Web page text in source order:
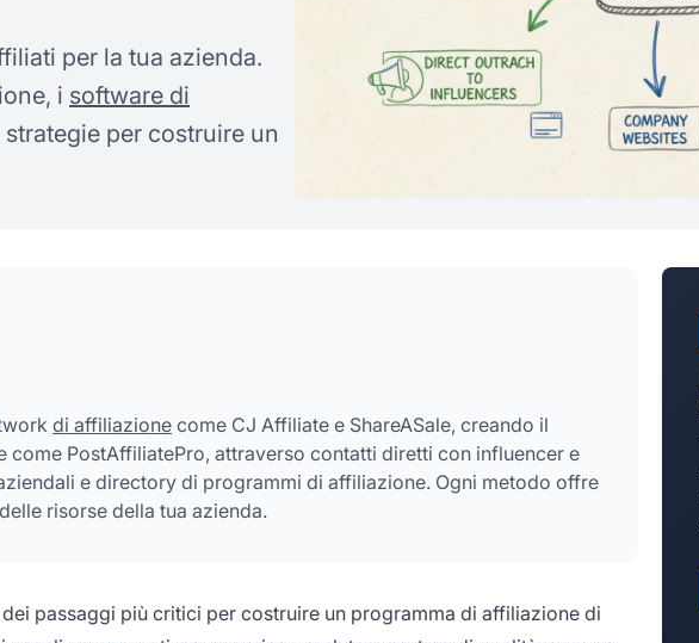
per la tua azienda.
i software di
per costruire un
di affiliazione come CJ Affiliate e ShareASale, creando il
PostAffiliatePro, attraverso contatti diretti con influencer e
e directory di programmi di affiliazione. Ogni metodo offre
risorse della tua azienda.
passaggi più critici per costruire un programma di affiliazione di